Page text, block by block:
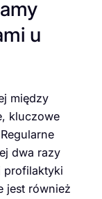
u
między
kluczowe
dwa razy
profilaktyki
jest również